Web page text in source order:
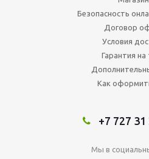
Безопасность
Договор
Условия
Гарантия на
Как
+7 727 31
Мы в